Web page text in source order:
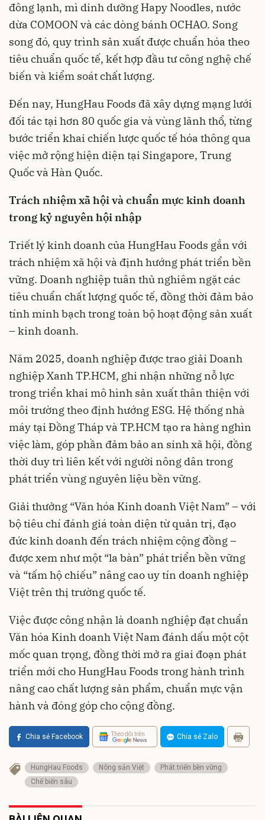
đông lạnh, mì dinh dưỡng Hapy Noodles, nước
dừa COMOON và các dòng bánh OCHAO. Song
song đó, quy trình sản xuất được chuẩn hóa theo
tiêu chuẩn quốc tế, kết hợp đầu tư công nghệ chế
biến và kiểm soát chất lượng.
Đến nay, HungHau Foods đã xây dựng mạng lưới
đối tác tại hơn 80 quốc gia và vùng lãnh thổ, từng
bước triển khai chiến lược quốc tế hóa thông qua
việc mở rộng hiện diện tại Singapore, Trung
Quốc và Hàn Quốc.
Trách nhiệm xã hội và chuẩn mực kinh doanh
trong kỷ nguyên hội nhập
Triết lý kinh doanh của HungHau Foods gắn với
trách nhiệm xã hội và định hướng phát triển bền
vững. Doanh nghiệp tuân thủ nghiêm ngặt các
tiêu chuẩn chất lượng quốc tế, đồng thời đảm bảo
tính minh bạch trong toàn bộ hoạt động sản xuất
– kinh doanh.
Năm 2025, doanh nghiệp được trao giải Doanh
nghiệp Xanh TP.HCM, ghi nhận những nỗ lực
trong triển khai mô hình sản xuất thân thiện với
môi trường theo định hướng ESG. Hệ thống nhà
máy tại Đồng Tháp và TP.HCM tạo ra hàng nghìn
việc làm, góp phần đảm bảo an sinh xã hội, đồng
thời duy trì liên kết với người nông dân trong
phát triển vùng nguyên liệu bền vững.
Giải thưởng “Văn hóa Kinh doanh Việt Nam” – với
bộ tiêu chí đánh giá toàn diện từ quản trị, đạo
đức kinh doanh đến trách nhiệm cộng đồng –
được xem như một “la bàn” phát triển bền vững
và “tấm hộ chiếu” nâng cao uy tín doanh nghiệp
Việt trên thị trường quốc tế.
Việc được công nhận là doanh nghiệp đạt chuẩn
Văn hóa Kinh doanh Việt Nam đánh dấu một cột
mốc quan trọng, đồng thời mở ra giai đoạn phát
triển mới cho HungHau Foods trong hành trình
nâng cao chất lượng sản phẩm, chuẩn mực vận
hành và đóng góp cho cộng đồng.
Chia sẻ Facebook Theo dõi trên Chia sẻ Zalo
HungHau Foods Nông sản Việt
Phát triển bền vững
Chế biến sâu